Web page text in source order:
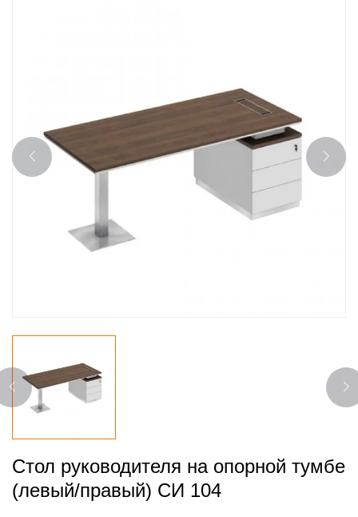
Стол руководителя на опорной тумбе
(левый/правый) СИ 104